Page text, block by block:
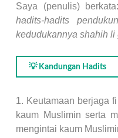
Saya (penulis)
hadits-hadits
kedudukannya shahih li
💡 Kandungan Hadits
1. Keutamaan berjaga
kaum Muslimin serta
mengintai kaum